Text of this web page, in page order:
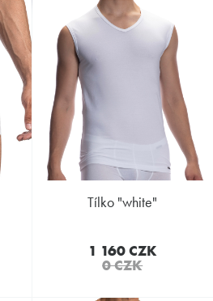
tílko "white"
1 160 CZK
0 CZK